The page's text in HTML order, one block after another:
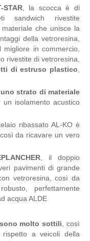
, la scocca è di
sandwich rivestite
materiale che unisce la
della vetroresina,
migliore in commercio,
rivestite di vetroresina,
di estruso plastico
strato di materiale
isolamento acustico
ribassato AL-KO è
da ricavare un vero
, il doppio
pavimenti di grande
vetroresina, così da
perfettamente
acqua ALDE
molto sottili , così
a veicoli della